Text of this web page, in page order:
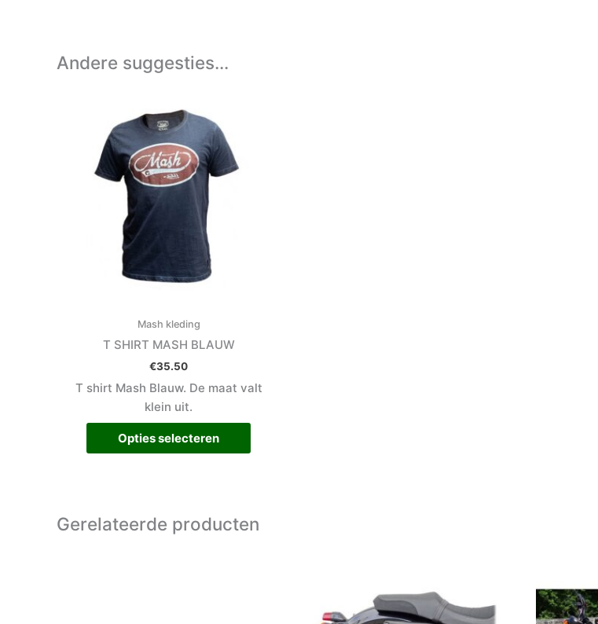
Andere suggesties…
Mash kleding
T SHIRT MASH BLAUW
€35.50
T shirt Mash Blauw. De maat valt
klein uit.
Opties selecteren
Gerelateerde producten